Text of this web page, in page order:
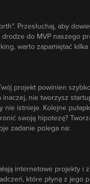
Przesłuchaj, aby
do MVP naszego
warto zapamiętać
projekt powinien
nie tworzysz
istnieje. Kolejne
swoją hipotezę?
zadanie polega na:
internetowe projekty i
które płyną z jego